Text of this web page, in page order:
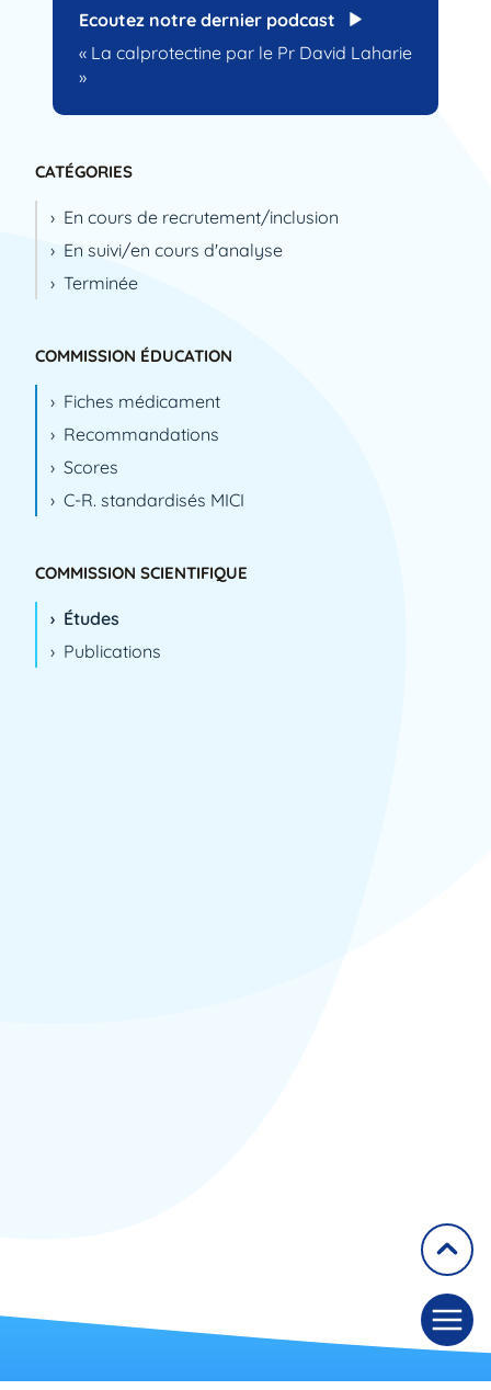
Ecoutez notre dernier podcast
« La calprotectine par le Pr David Laharie
»
CATÉGORIES
En cours de recrutement/inclusion
En suivi/en cours d'analyse
Terminée
COMMISSION ÉDUCATION
Fiches médicament
Recommandations
Scores
C-R. standardisés MICI
COMMISSION SCIENTIFIQUE
Études
Publications